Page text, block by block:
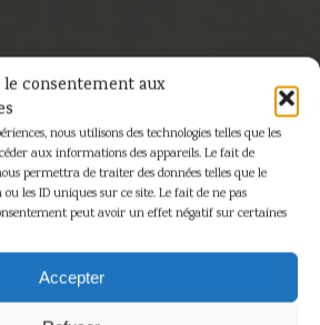
consentement aux
nous utilisons des technologies telles que les
aux informations des appareils. Le fait de
permettra de traiter des données telles que le
les ID uniques sur ce site. Le fait de ne pas
peut avoir un effet négatif sur certaines
Accepter –